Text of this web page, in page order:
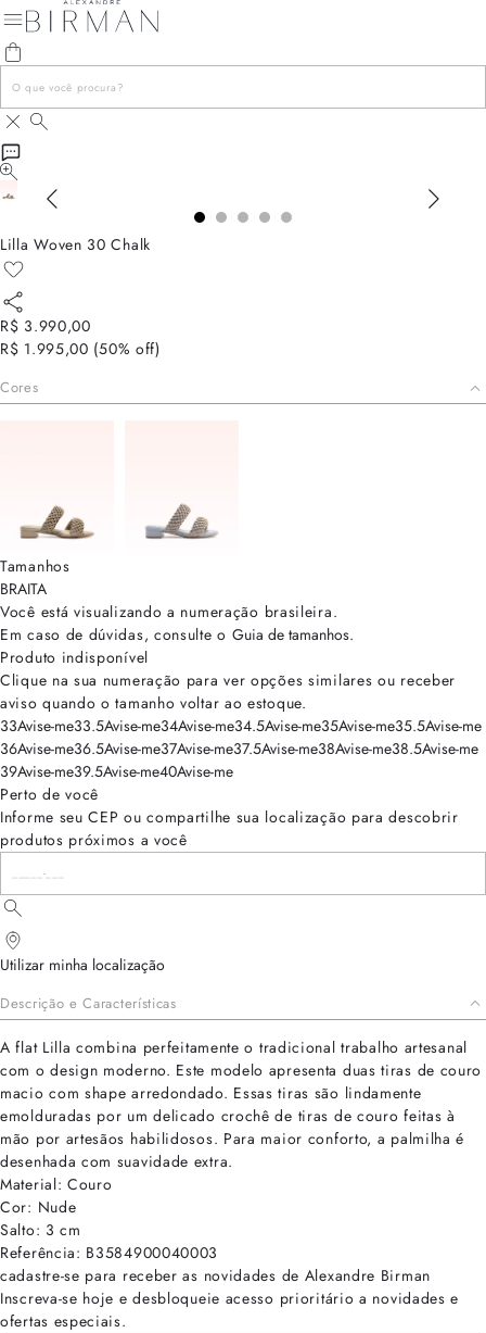
Lilla Woven 30 Chalk
R$ 3.990,00
R$ 1.995,00 (50% off)
Cores
Tamanhos
BRAITA
Você está visualizando a numeração brasileira.
Em caso de dúvidas, consulte o Guia de tamanhos.
Produto indisponível
Clique na sua numeração para ver opções similares ou receber
aviso quando o tamanho voltar ao estoque.
33Avise-me33.5Avise-me34Avise-me34.5Avise-me35Avise-me35.5Avise-me
36Avise-me36.5Avise-me37Avise-me37.5Avise-me38Avise-me38.5Avise-me
39Avise-me39.5Avise-me40Avise-me
Perto de você
Informe seu CEP ou compartilhe sua localização para descobrir
produtos próximos a você
Utilizar minha localização
Descrição e Características
A flat Lilla combina perfeitamente o tradicional trabalho artesanal
com o design moderno. Este modelo apresenta duas tiras de couro
macio com shape arredondado. Essas tiras são lindamente
emolduradas por um delicado crochê de tiras de couro feitas à
mão por artesãos habilidosos. Para maior conforto, a palmilha é
desenhada com suavidade extra.
Material: Couro
Cor: Nude
Salto: 3 cm
Referência: B3584900040003
cadastre-se para receber as novidades de Alexandre Birman
Inscreva-se hoje e desbloqueie acesso prioritário a novidades e
ofertas especiais.